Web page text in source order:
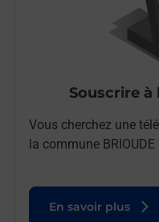
Souscrire à
Vous cherchez une
la commune
En savoir plus